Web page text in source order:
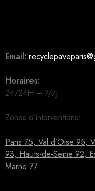
Email:
Horaires:
24/24H – 7/7J
Zones d’interventions:
Paris 75, Val d’Oise 95,
93, Hauts-de-Seine 92,
Marne 77